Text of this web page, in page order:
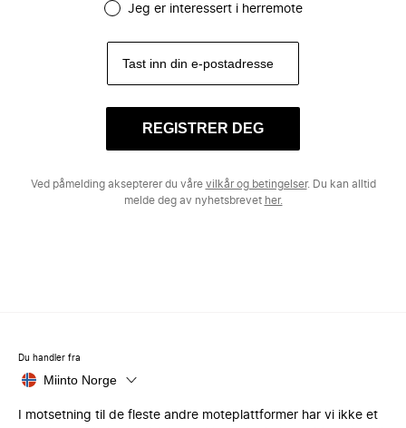
Jeg er interessert i herremote
REGISTRER DEG
Ved påmelding aksepterer du våre vilkår og betingelser. Du kan alltid
melde deg av nyhetsbrevet her.
Du handler fra
Miinto Norge
I motsetning til de fleste andre moteplattformer har vi ikke et